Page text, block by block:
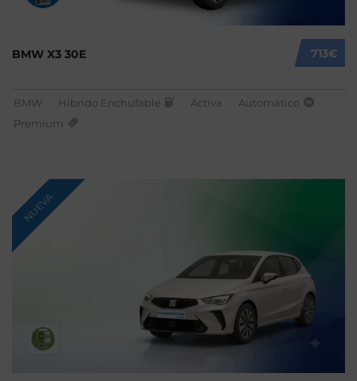
713€
BMW X3 30E
BMW Híbrido Enchufable Activa
Automático
Premium
NUEVA